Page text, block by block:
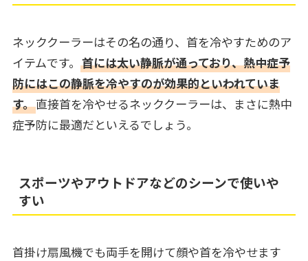
ネッククーラーはその名の通り、首を冷やすためのア
イテムです。 首には太い静脈が通っており、熱中症予
防にはこの静脈を冷やすのが効果的といわれていま
す。直接首を冷やせるネッククーラーは、まさに熱中
症予防に最適だといえるでしょう。
スポーツやアウトドアなどのシーンで使いや
すい
首掛け扇風機でも両手を開けて顔や首を冷やせます